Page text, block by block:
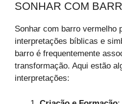
SONHAR COM
Sonhar com barro vermelho
interpretações bíblicas e
barro é frequentemente
transformação. Aqui estão
interpretações: